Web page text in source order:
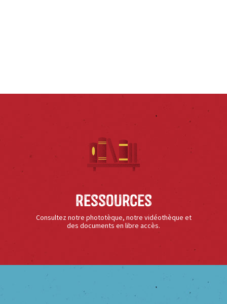
Ressources
Consultez notre phototèque, notre vidéothèque et
des documents en libre accès.